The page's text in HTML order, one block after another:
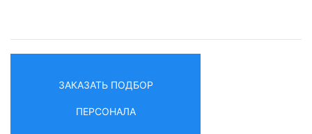
ЗАКАЗАТЬ ПОДБОР
ПЕРСОНАЛА